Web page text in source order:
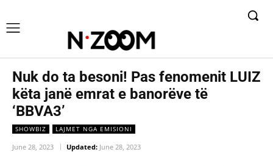
Nuk do ta besoni! Pas fenomenit LUIZ
këta janë emrat e banorëve të
‘BBVA3’
SHOWBIZ LAJMET NGA EMISIONI
June 28, 2023 Updated: June 28, 2023